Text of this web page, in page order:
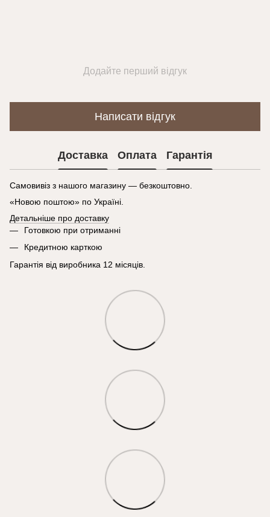
Додайте перший відгук
Написати відгук
Доставка Оплата Гарантія
Самовивіз з нашого магазину — безкоштовно.
«Новою поштою» по Україні.
Детальніше про доставку
Готовкою при отриманні
Кредитною карткою
Гарантія від виробника 12 місяців.